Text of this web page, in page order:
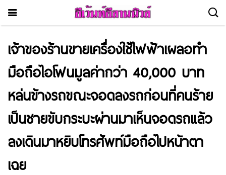
เจ้าของร้านขายเครื่องใช้ไฟฟ้าเผลอทำ
มือถือไอโฟนมูลค่ากว่า 40,000 บาท
หล่นข้างรถขณะจอดลงรถก่อนที่คนร้าย
เป็นชายขับกระบะผ่านมาเห็นจอดรถแล้ว
ลงเดินมาหยิบโทรศัพท์มือถือไปหน้าตา
เฉย